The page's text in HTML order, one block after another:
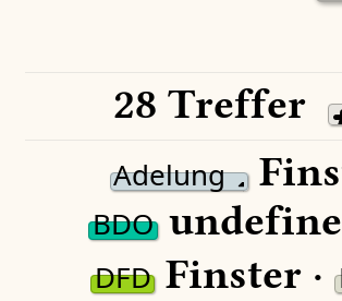
28 Treffer
Adelung
BDO
DFDFinster ·